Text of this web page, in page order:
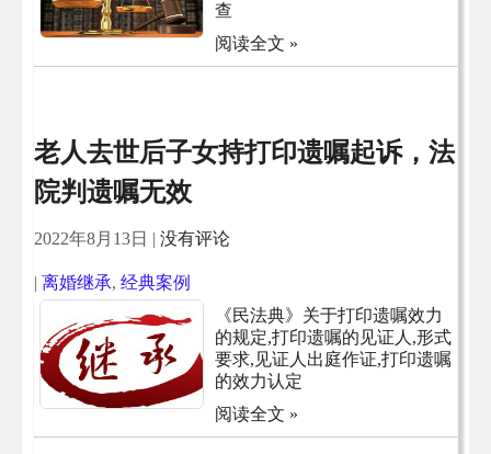
查
阅读全文 »
老人去世后子女持打印遗嘱起诉，法
院判遗嘱无效
2022年8月13日 | 没有评论
| 离婚继承, 经典案例
《民法典》关于打印遗嘱效力
的规定,打印遗嘱的见证人,形式
要求,见证人出庭作证,打印遗嘱
的效力认定
阅读全文 »